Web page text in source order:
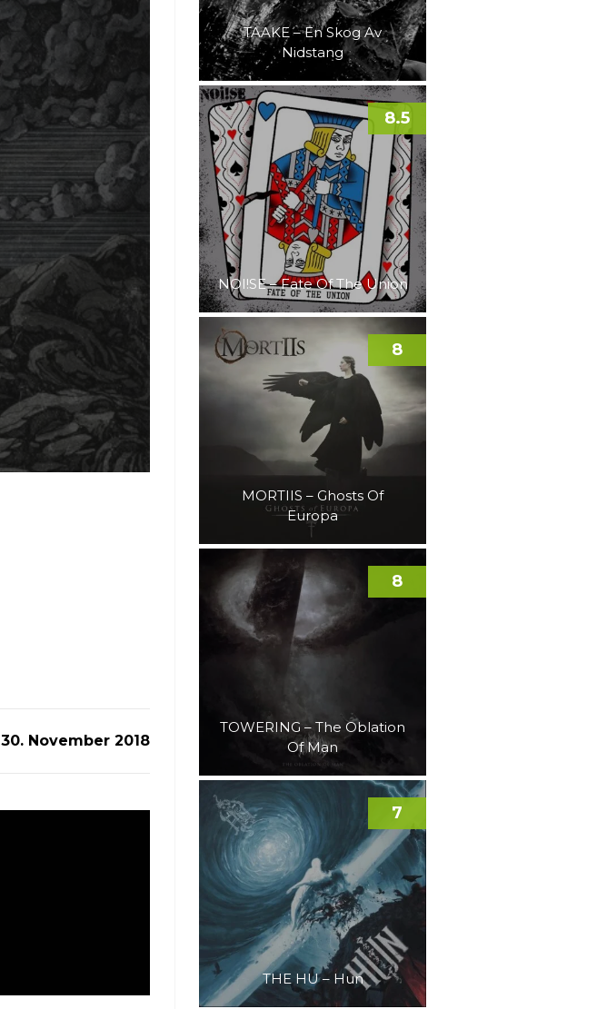
30. November 2018
TAAKE – En Skog Av
Nidstang
NOI!SE – Fate Of The Union
8.5
MORTIIS – Ghosts Of
Europa
8
TOWERING – The Oblation
Of Man
8
THE HU – Hun
7